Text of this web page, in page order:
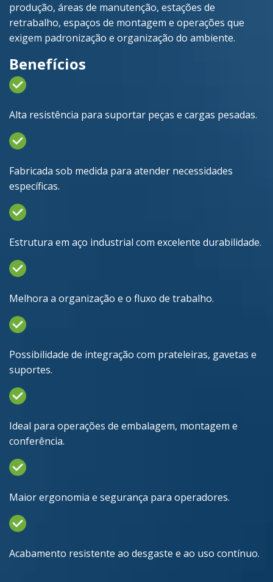
produção, áreas de manutenção, estações de
retrabalho, espaços de montagem e operações que
exigem padronização e organização do ambiente.
Benefícios
Alta resistência para suportar peças e cargas pesadas.
Fabricada sob medida para atender necessidades
específicas.
Estrutura em aço industrial com excelente durabilidade.
Melhora a organização e o fluxo de trabalho.
Possibilidade de integração com prateleiras, gavetas e
suportes.
Ideal para operações de embalagem, montagem e
conferência.
Maior ergonomia e segurança para operadores.
Acabamento resistente ao desgaste e ao uso contínuo.